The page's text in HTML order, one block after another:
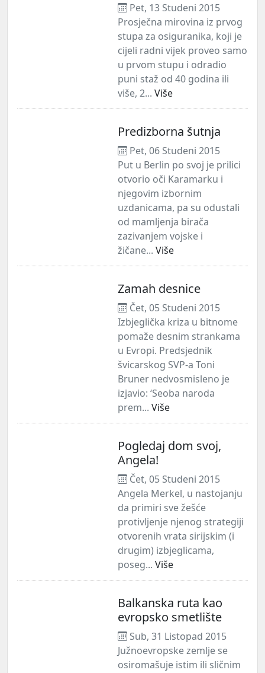
Pet, 13 Studeni 2015
Prosječna mirovina iz prvog
stupa za osiguranika, koji je
cijeli radni vijek proveo samo
u prvom stupu i odradio
puni staž od 40 godina ili
više, 2... Više
Predizborna šutnja
Pet, 06 Studeni 2015
Put u Berlin po svoj je prilici
otvorio oči Karamarku i
njegovim izbornim
uzdanicama, pa su odustali
od mamljenja birača
zazivanjem vojske i
žičane... Više
Zamah desnice
Čet, 05 Studeni 2015
Izbjeglička kriza u bitnome
pomaže desnim strankama
u Evropi. Predsjednik
švicarskog SVP-a Toni
Bruner nedvosmisleno je
izjavio: ‘Seoba naroda
prem... Više
Pogledaj dom svoj,
Angela!
Čet, 05 Studeni 2015
Angela Merkel, u nastojanju
da primiri sve žešće
protivljenje njenog strategiji
otvorenih vrata sirijskim (i
drugim) izbjeglicama,
poseg... Više
Balkanska ruta kao
evropsko smetlište
Sub, 31 Listopad 2015
Južnoevropske zemlje se
osiromašuje istim ili sličnim